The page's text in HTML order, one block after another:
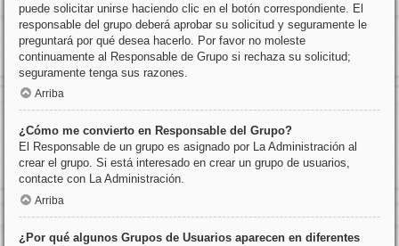
puede solicitar unirse haciendo clic en el botón correspondiente. El
responsable del grupo deberá aprobar su solicitud y seguramente le
preguntará por qué desea hacerlo. Por favor no moleste
continuamente al Responsable de Grupo si rechaza su solicitud;
seguramente tenga sus razones.
Arriba
¿Cómo me convierto en Responsable del Grupo?
El Responsable de un grupo es asignado por La Administración al
crear el grupo. Si está interesado en crear un grupo de usuarios,
contacte con La Administración.
Arriba
¿Por qué algunos Grupos de Usuarios aparecen en diferentes